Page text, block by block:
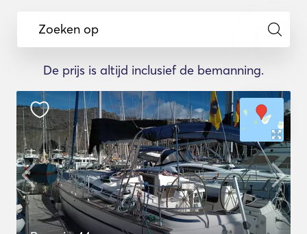
Zoeken op
De prijs is altijd inclusief de bemanning.